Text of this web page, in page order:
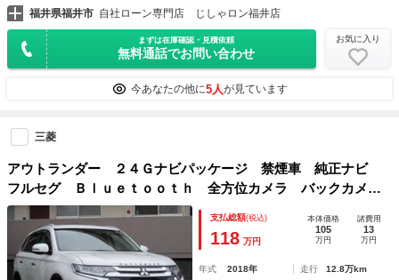
福井県福井市 自社ローン専門店 じしゃロン福井店
まずは在庫確認・見積依頼
無料通話でお問い合わせ
お気に入り
今あなたの他に5人が見ています
三菱
アウトランダー ２４Ｇナビパッケージ 禁煙車 純正ナビ
フルセグ Ｂｌｕｅｔｏｏｔｈ 全方位カメラ バックカメ
ラ レーダークルーズコントロール パドルシフト ステアリ
ングリモコン ハンドルヒーター パワーゲート 電子パーキ
ングブレーキ
支払総額(税込)
118 万円
本体価格
105
万円
諸費用
13
万円
年式 2018年 走行
12.8万km